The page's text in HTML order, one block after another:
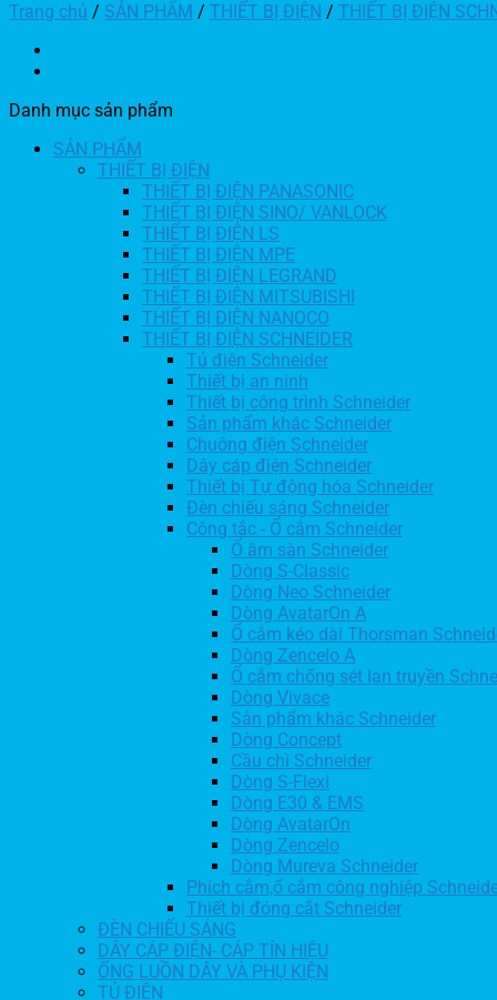
Trang chủ / SẢN PHẨM / THIẾT BỊ ĐIỆN / THIẾT BỊ ĐIỆN
Danh mục sản phẩm
SẢN PHẨM
THIẾT BỊ ĐIỆN
THIẾT BỊ ĐIỆN PANASONIC
THIẾT BỊ ĐIỆN SINO/ VANLOCK
THIẾT BỊ ĐIỆN LS
THIẾT BỊ ĐIỆN MPE
THIẾT BỊ ĐIỆN LEGRAND
THIẾT BỊ ĐIỆN MITSUBISHI
THIẾT BỊ ĐIỆN NANOCO
THIẾT BỊ ĐIỆN SCHNEIDER
Tủ điện Schneider
Thiết bị an ninh
Thiết bị công trình Schneider
Sản phẩm khác Schneider
Chuông điện Schneider
Dây cáp điện Schneider
Thiết bị Tự động hóa Schneider
Đèn chiếu sáng Schneider
Công tắc - Ổ cắm Schneider
Ổ âm sàn Schneider
Dòng S-Classic
Dòng Neo Schneider
Dòng AvatarOn A
Ổ cắm kéo dài Thorsman
Dòng Zencelo A
Ổ cắm chống sét lan truyền
Dòng Vivace
Sản phẩm khác Schneider
Dòng Concept
Cầu chì Schneider
Dòng S-Flexi
Dòng E30 & EMS
Dòng AvatarOn
Dòng Zencelo
Dòng Mureva Schneider
Phích cắm,ổ cắm công nghiệp
Thiết bị đóng cắt Schneider
ĐÈN CHIẾU SÁNG
DÂY CÁP ĐIỆN- CÁP TÍN HIỆU
ỐNG LUỒN DÂY VÀ PHỤ KIỆN
TỦ ĐIỆN